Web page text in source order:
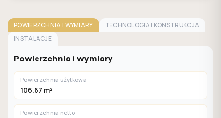
POWIERZCHNIA I WYMIARY
TECHNOLOGIA I KONSTRUKCJA
INSTALACJE
Powierzchnia i wymiary
Powierzchnia użytkowa
106.67 m²
Powierzchnia netto